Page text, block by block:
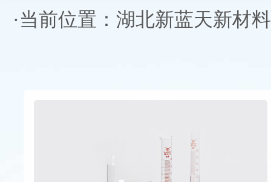
·当前位置：湖北新蓝天新材